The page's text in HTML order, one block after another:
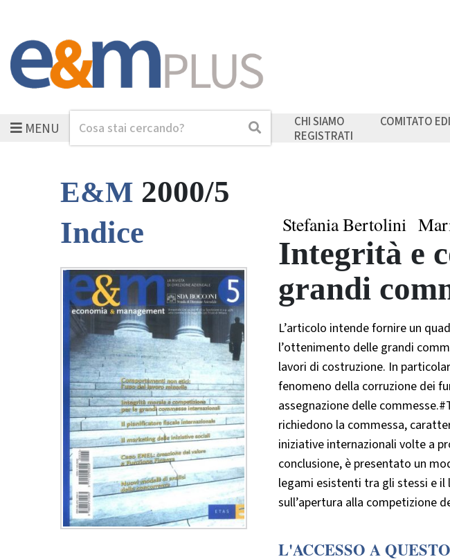
MENUCerca Cerca CHI SIAMO COMITATO
REGISTRATI
E&M 2000/5
Indice
Stefania Bertolini
Integrità e
grandi
L’articolo intende fornire un
l’ottenimento delle grandi
lavori di costruzione. In
fenomeno della corruzione dei
assegnazione delle
richiedono la commessa,
iniziative internazionali volte a
conclusione, è presentato un
legami esistenti tra gli stessi e il
sull’apertura alla competizione
L'ACCESSO A